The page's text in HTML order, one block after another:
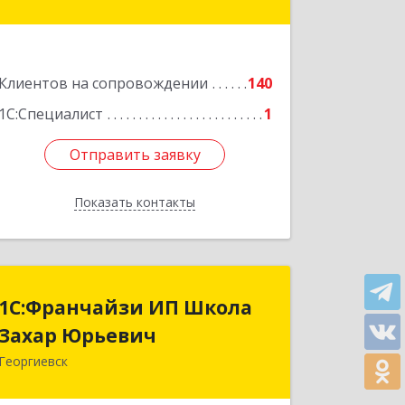
Клиентов на сопровождении
140
1С:Специалист
1
Отправить заявку
Показать контакты
Отправить заявку
Назад
1С:Франчайзи ИП Школа
Захар Юрьевич
Георгиевск
1С:Франчайзи ИП Школа
Захар Юрьевич
357840, Ставропольский край,